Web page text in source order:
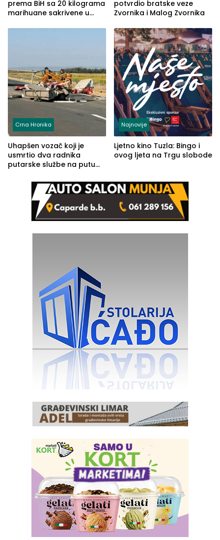
prema BiH sa 20 kilograma
marihuane sakrivene u
potvrdio bratske veze
Zvornika i Malog Zvornika
Crna Hronika
Uhapšen vozač koji je
usmrtio dva radnika
putarske službe na putu
(FOTO)
Najnovije
Ljetno kino Tuzla: Bingo i
ovog ljeta na Trgu slobode